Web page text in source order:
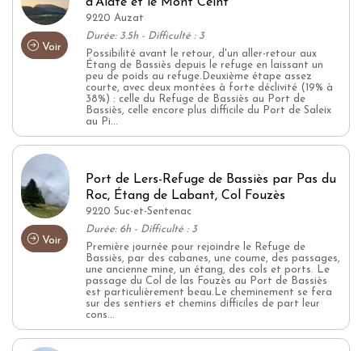
Voir
9220 Auzat
Durée: 3.5h - Difficulté : 3
Possibilité avant le retour, d'un aller-retour aux
Étang de Bassiès depuis le refuge en laissant un
peu de poids au refuge.Deuxième étape assez
courte, avec deux montées à forte déclivité (19% à
38%) : celle du Refuge de Bassiès au Port de
Bassiès, celle encore plus difficile du Port de Saleix
au Pi...
Voir
Port de Lers-Refuge de Bassiès par Pas du
Roc, Étang de Labant, Col Fouzès
9220 Suc-et-Sentenac
Durée: 6h - Difficulté : 3
Première journée pour rejoindre le Refuge de
Bassiès, par des cabanes, une coume, des passages,
une ancienne mine, un étang, des cols et ports. Le
passage du Col de las Fouzès au Port de Bassiès
est particulièrement beau.Le cheminement se fera
sur des sentiers et chemins difficiles de part leur
cons...